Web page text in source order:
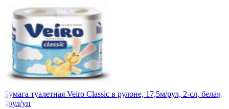
Бумага туалетная Veiro Classic в рулоне, 17,5м/рул, 2-сл, белая,
4рул/уп